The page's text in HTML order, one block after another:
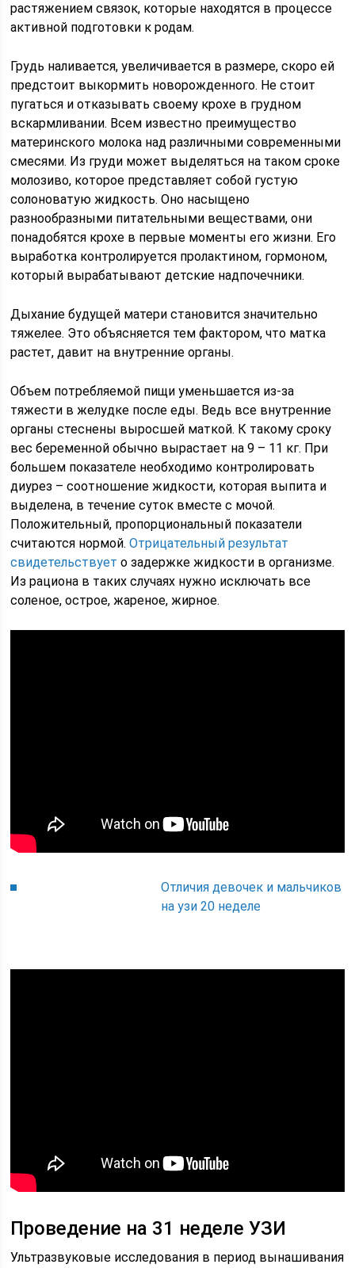
растяжением связок, которые находятся в процессе
активной подготовки к родам.
Грудь наливается, увеличивается в размере, скоро ей
предстоит выкормить новорожденного. Не стоит
пугаться и отказывать своему крохе в грудном
вскармливании. Всем известно преимущество
материнского молока над различными современными
смесями. Из груди может выделяться на таком сроке
молозиво, которое представляет собой густую
солоноватую жидкость. Оно насыщено
разнообразными питательными веществами, они
понадобятся крохе в первые моменты его жизни. Его
выработка контролируется пролактином, гормоном,
который вырабатывают детские надпочечники.
Дыхание будущей матери становится значительно
тяжелее. Это объясняется тем фактором, что матка
растет, давит на внутренние органы.
Объем потребляемой пищи уменьшается из-за
тяжести в желудке после еды. Ведь все внутренние
органы стеснены выросшей маткой. К такому сроку
вес беременной обычно вырастает на 9 – 11 кг. При
большем показателе необходимо контролировать
диурез – соотношение жидкости, которая выпита и
выделена, в течение суток вместе с мочой.
Положительный, пропорциональный показатели
считаются нормой.Отрицательный результат
свидетельствует о задержке жидкости в организме.
Из рациона в таких случаях нужно исключать все
соленое, острое, жареное, жирное.
Отличия девочек и мальчиков
на узи 20 неделе
Проведение на 31 неделе УЗИ
Ультразвуковые исследования в период вынашивания